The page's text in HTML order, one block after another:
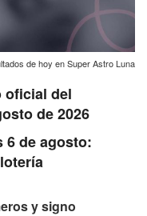
de hoy en Super Astro Luna
oficial del
de 2026
6 de agosto:
y signo